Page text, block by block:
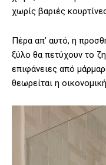
χωρίς βαριές
Πέρα απ’ αυτό, η
ξύλο θα πετύχουν το
επιφάνειες από
θεωρείται η